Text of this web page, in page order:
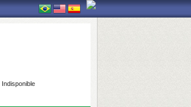
Indisponible